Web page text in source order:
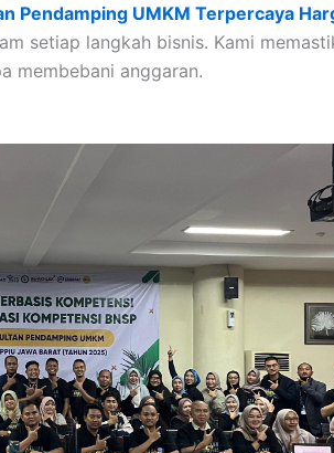
Pendamping UMKM Terpercaya
setiap langkah bisnis. Kami
membebani anggaran.